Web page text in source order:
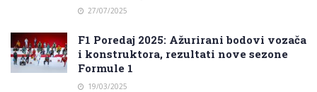
27/07/2025
F1 Poredaj 2025: Ažurirani bodovi vozača
i konstruktora, rezultati nove sezone
Formule 1
19/03/2025